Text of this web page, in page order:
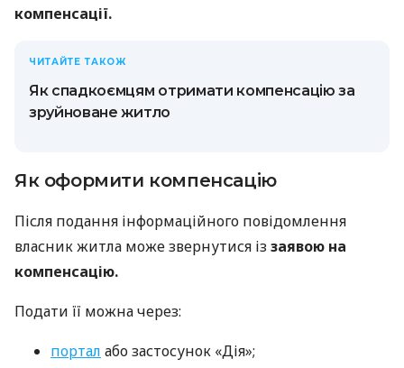
компенсації.
ЧИТАЙТЕ ТАКОЖ
Як спадкоємцям отримати компенсацію за
зруйноване житло
Як оформити компенсацію
Після подання інформаційного повідомлення
власник житла може звернутися із заявою на
компенсацію.
Подати її можна через:
портал або застосунок «Дія»;